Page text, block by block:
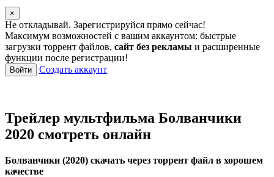
×
Не откладывай. Зарегистрируйся прямо сейчас!
Максимум возможностей с вашим аккаунтом: быстрые
загрузки торрент файлов, сайт без рекламы и расширенные
функции после регистрации!
Войти Создать аккаунт
Трейлер мультфильма Болванчики
2020 смотреть онлайн
Болванчики (2020) скачать через торрент файл в хорошем
качестве